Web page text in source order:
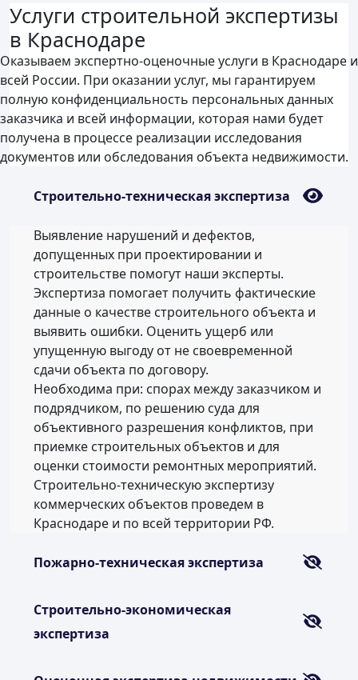
Услуги строительной экспертизы
в Краснодаре
Оказываем экспертно-оценочные услуги в Краснодаре и
всей России. При оказании услуг, мы гарантируем
полную конфиденциальность персональных данных
заказчика и всей информации, которая нами будет
получена в процессе реализации исследования
документов или обследования объекта недвижимости.
Строительно-техническая экспертиза
Выявление нарушений и дефектов,
допущенных при проектировании и
строительстве помогут наши эксперты.
Экспертиза помогает получить фактические
данные о качестве строительного объекта и
выявить ошибки. Оценить ущерб или
упущенную выгоду от не своевременной
сдачи объекта по договору.
Необходима при: спорах между заказчиком и
подрядчиком, по решению суда для
объективного разрешения конфликтов, при
приемке строительных объектов и для
оценки стоимости ремонтных мероприятий.
Строительно-техническую экспертизу
коммерческих объектов проведем в
Краснодаре и по всей территории РФ.
Пожарно-техническая экспертиза
Строительно-экономическая
экспертиза